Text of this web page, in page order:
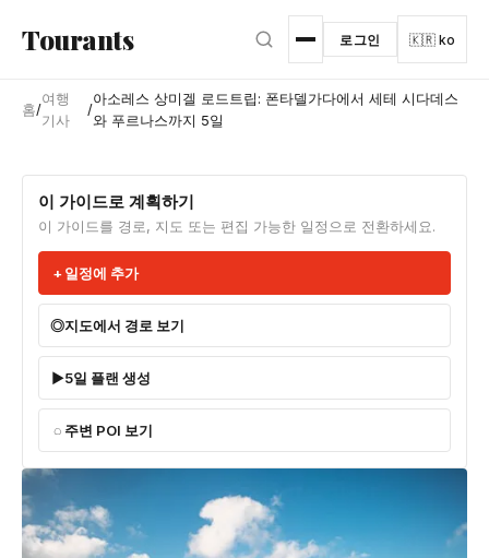
Tourants 로그인 🇰🇷 ko
홈/
여행
기사
/
아소레스 상미겔 로드트립: 폰타델가다에서 세테 시다데스
와 푸르나스까지 5일
이 가이드로 계획하기
이 가이드를 경로, 지도 또는 편집 가능한 일정으로 전환하세요.
일정에 추가
지도에서 경로 보기
5일 플랜 생성
주변 POI 보기